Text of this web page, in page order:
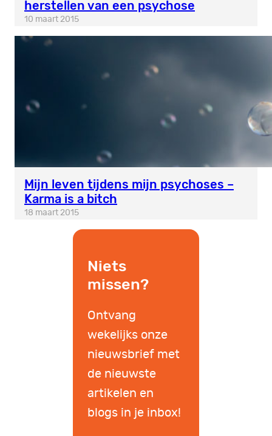
herstellen van een psychose
10 maart 2015
Mijn leven tijdens mijn psychoses –
Karma is a bitch
18 maart 2015
Niets
missen?
Ontvang
wekelijks onze
nieuwsbrief met
de nieuwste
artikelen en
blogs in je inbox!